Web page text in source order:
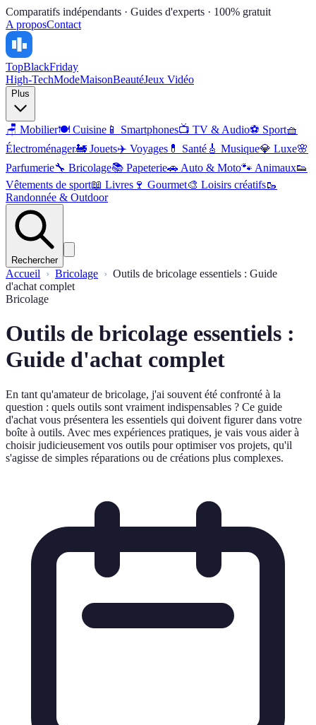
Comparatifs indépendants · Guides d'experts · 100% gratuit
A proposContact
TopBlackFriday
High-TechModeMaisonBeautéJeux Vidéo
Plus
🪑 Mobilier🍽️ Cuisine 📱 Smartphones📺 TV & Audio⚽ Sport🧺
Électroménager🚂 Jouets✈️ Voyages 💊 Santé 🎸 Musique💎 Luxe🌸
Parfumerie🔧 Bricolage📚 Papeterie🚗 Auto & Moto🐾 Animaux👟
Vêtements de sport📖 Livres 🍷 Gourmet🎨 Loisirs créatifs🥾
Randonnée & Outdoor
Rechercher
Accueil Bricolage
Outils de bricolage essentiels : Guide
d'achat complet
Bricolage
Outils de bricolage essentiels :
Guide d'achat complet
En tant qu'amateur de bricolage, j'ai souvent été confronté à la
question : quels outils sont vraiment indispensables ? Ce guide
d'achat vous présentera les essentiels qui doivent figurer dans votre
boîte à outils. Avec mes expériences pratiques, je vais vous aider à
choisir judicieusement vos outils pour optimiser vos projets, qu'il
s'agisse de simples réparations ou de créations plus complexes.